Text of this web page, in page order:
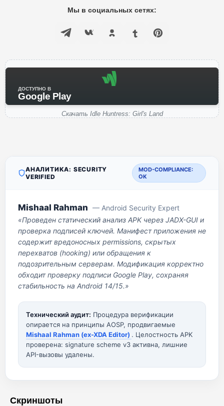
Мы в социальных сетях:
ДОСТУПНО В
Google Play
Скачать Idle Huntress: Girl's Land
АНАЛИТИКА: SECURITY
VERIFIED
MOD-COMPLIANCE:
OK
Mishaal Rahman — Android Security Expert
«Проведен статический анализ APK через JADX-GUI и
проверка подписей ключей. Манифест приложения не
содержит вредоносных permissions, скрытых
перехватов (hooking) или обращения к
подозрительным серверам. Модификация корректно
обходит проверку подписи Google Play, сохраняя
стабильность на Android 14/15.»
Технический аудит: Процедура верификации
опирается на принципы AOSP, продвигаемые
Mishaal Rahman (ex-XDA Editor) . Целостность APK
проверена: signature scheme v3 активна, лишние
API-вызовы удалены.
Скриншоты